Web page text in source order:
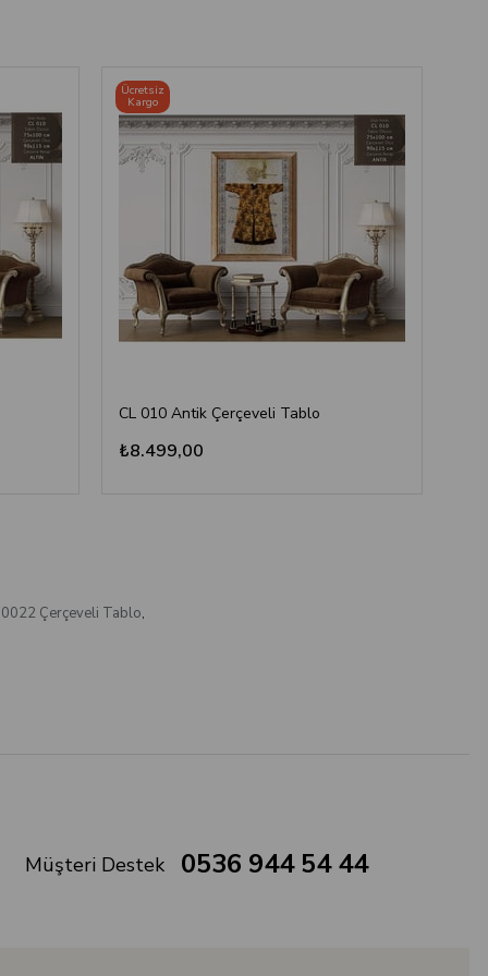
CL 010 Antik Çerçeveli Tablo
₺8.499,00
Ücretsiz
Kargo
Çerçeveli Tablo,
Müşteri Destek 0536 944 54 44